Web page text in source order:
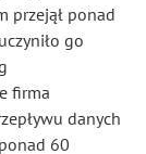
przejął ponad
go
firma
danych
60